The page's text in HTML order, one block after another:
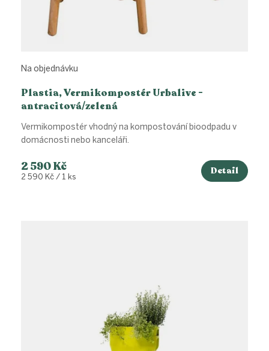
Plastia, Vermikompostér Urbalive -
antracitová/zelená
Na objednávku
2 590 Kč
Měrná
2 590 Kč / 1 ks
Detail
Vermikompostér vhodný na kompostování bioodpadu v
domácnosti nebo kanceláři.